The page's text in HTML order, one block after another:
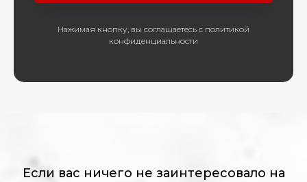
Нажимая кнопку, вы соглашаетесь с политикой
конфиденциальности
Если вас ничего не заинтересовало на